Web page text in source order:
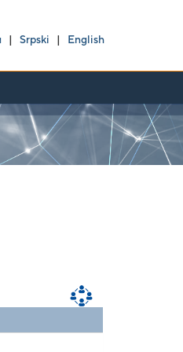
|Srpski | English